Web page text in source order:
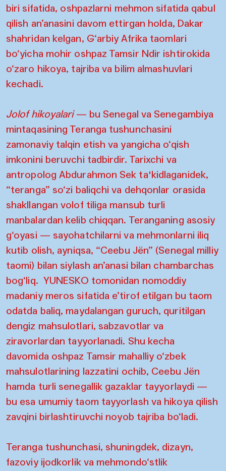
biri sifatida, oshpazlarni mehmon sifatida qabul
qilish an’anasini davom ettirgan holda, Dakar
shahridan kelgan, G‘arbiy Afrika taomlari
bo‘yicha mohir oshpaz Tamsir Ndir ishtirokida
o‘zaro hikoya, tajriba va bilim almashuvlari
kechadi.
Jolof hikoyalari— bu Senegal va Senegambiya
mintaqasining Teranga tushunchasini
zamonaviy talqin etish va yangicha o‘qish
imkonini beruvchi tadbirdir. Tarixchi va
antropolog Abdurahmon Sek ta'kidlaganidek,
“teranga” so‘zi baliqchi va dehqonlar orasida
shakllangan volof tiliga mansub turli
manbalardan kelib chiqqan. Teranganing asosiy
g‘oyasi — sayohatchilarni va mehmonlarni iliq
kutib olish, ayniqsa, “Ceebu Jën” (Senegal milliy
taomi) bilan siylash an’anasi bilan chambarchas
bog‘liq. YUNESKO tomonidan nomoddiy
madaniy meros sifatida e’tirof etilgan bu taom
odatda baliq, maydalangan guruch, quritilgan
dengiz mahsulotlari, sabzavotlar va
ziravorlardan tayyorlanadi. Shu kecha
davomida oshpaz Tamsir mahalliy o‘zbek
mahsulotlarining lazzatini ochib, Ceebu Jën
hamda turli senegallik gazaklar tayyorlaydi —
bu esa umumiy taom tayyorlash va hikoya qilish
zavqini birlashtiruvchi noyob tajriba bo‘ladi.
Teranga tushunchasi, shuningdek, dizayn,
fazoviy ijodkorlik va mehmondo‘stlik